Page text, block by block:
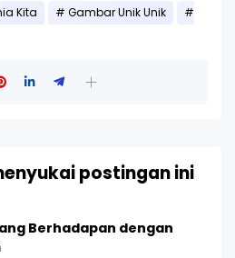
Kita
Gambar Unik Unik
postingan ini
Berhadapan dengan